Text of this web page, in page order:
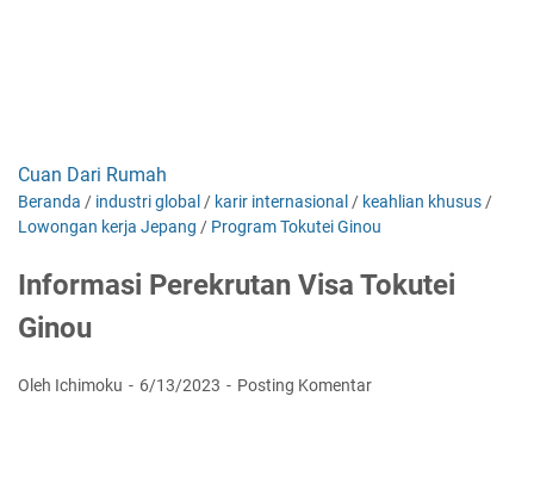
Cuan Dari Rumah
Beranda / industri global / karir internasional / keahlian khusus /
Lowongan kerja Jepang / Program Tokutei Ginou
Informasi Perekrutan Visa Tokutei
Ginou
Oleh Ichimoku 6/13/2023 Posting Komentar